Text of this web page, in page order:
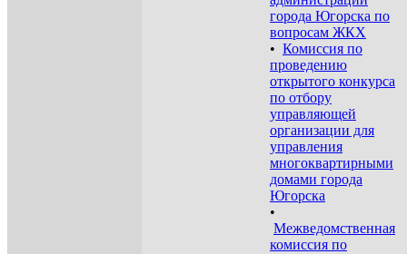
города Югорска по
вопросам ЖКХ
• Комиссия по
проведению
открытого конкурса
по отбору
управляющей
организации для
управления
многоквартирными
домами города
Югорска
•
Межведомственная
комиссия по